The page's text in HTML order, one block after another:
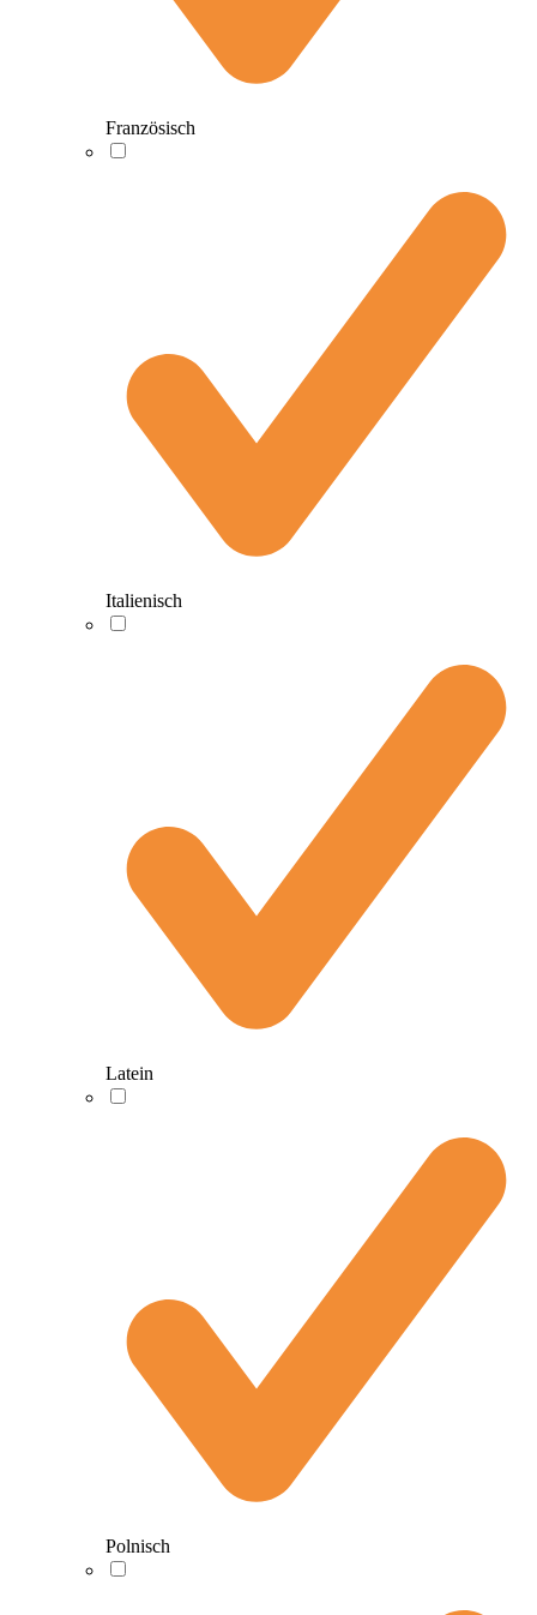
Französisch
Italienisch
Latein
Polnisch